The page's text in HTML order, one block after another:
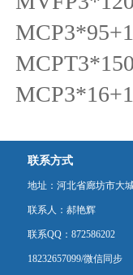
联系方式
地址：河北省廊坊市大
联系人：郝艳辉
联系QQ：872586202
18232657099/微信同步